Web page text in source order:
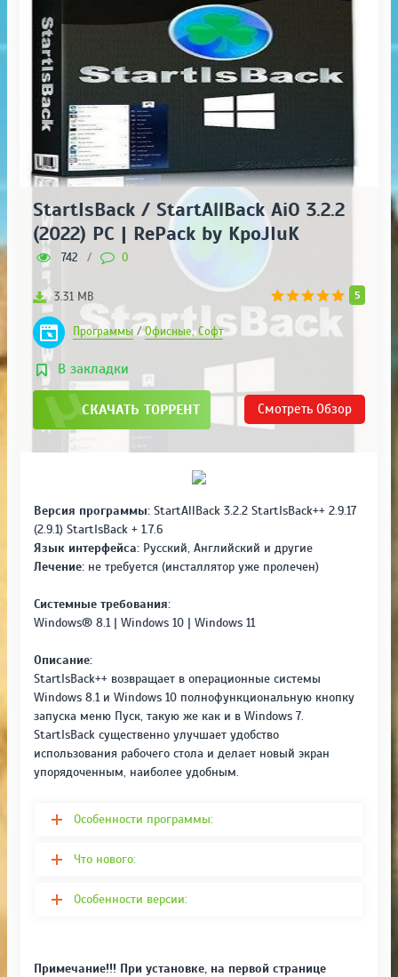
StartIsBack / StartAllBack AiO 3.2.2
(2022) PC | RePack by KpoJIuK
742 / 0
5
3.31 MB
Программы /Офисные, Софт
В закладки
СКАЧАТЬ ТОРРЕНТ Смотреть Обзор
Версия программы: StartAllBack 3.2.2 StartIsBack++ 2.9.17
(2.9.1) StartIsBack + 1.7.6
Язык интерфейса: Русский, Английский и другие
Лечение: не требуется (инсталлятор уже пролечен)
Системные требования:
Windows® 8.1 | Windows 10 | Windows 11
Описание:
StartIsBack++ возвращает в операционные системы
Windows 8.1 и Windows 10 полнофункциональную кнопку
запуска меню Пуск, такую же как и в Windows 7.
StartIsBack существенно улучшает удобство
использования рабочего стола и делает новый экран
упорядоченным, наиболее удобным.
Особенности программы:
Что нового:
Особенности версии:
Примечание!!! При установке, на первой странице